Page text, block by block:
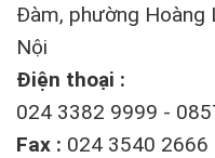
Đàm, phường Hoàng
Nội
Điện thoại :
024 3382 9999 -
Fax : 024 3540 2666